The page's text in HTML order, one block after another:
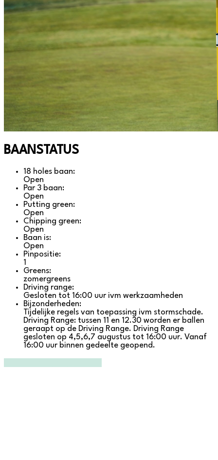
BAANSTATUS
18 holes baan:
Open
Par 3 baan:
Open
Putting green:
Open
Chipping green:
Open
Baan is:
Open
Pinpositie:
1
Greens:
zomergreens
Driving range:
Gesloten tot 16:00 uur ivm werkzaamheden
Bijzonderheden:
Tijdelijke regels van toepassing ivm stormschade.
Driving Range: tussen 11 en 12.30 worden er ballen
geraapt op de Driving Range. Driving Range
gesloten op 4,5,6,7 augustus tot 16:00 uur. Vanaf
16:00 uur binnen gedeelte geopend.